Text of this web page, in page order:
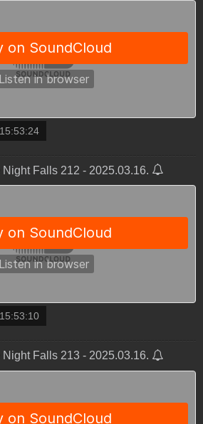
Falls 212 - 2025.03.16.
Falls 213 - 2025.03.16.